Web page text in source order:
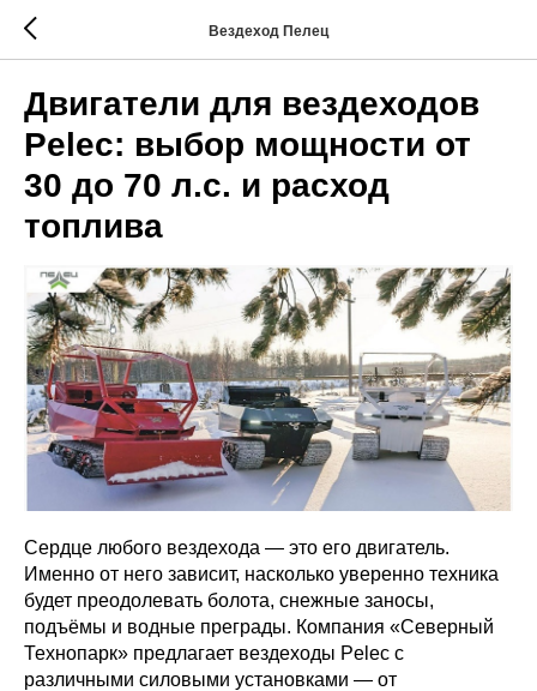
Вездеход Пелец
Двигатели для вездеходов
Pelec: выбор мощности от
30 до 70 л.с. и расход
топлива
Сердце любого вездехода — это его двигатель.
Именно от него зависит, насколько уверенно техника
будет преодолевать болота, снежные заносы,
подъёмы и водные преграды. Компания «Северный
Технопарк» предлагает вездеходы Pelec с
различными силовыми установками — от